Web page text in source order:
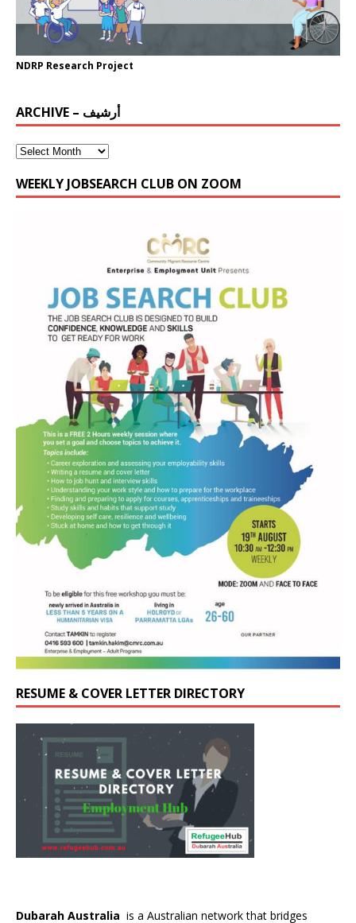
NDRP Research Project
ARCHIVE – أرشيف
WEEKLY JOBSEARCH CLUB ON ZOOM
RESUME & COVER LETTER DIRECTORY
Dubarah Australia is a Australian network that bridges